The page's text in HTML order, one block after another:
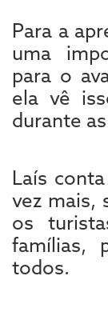
Para a
uma
para o
ela vê
durante
Laís
vez mais,
os
famílias,
todos.